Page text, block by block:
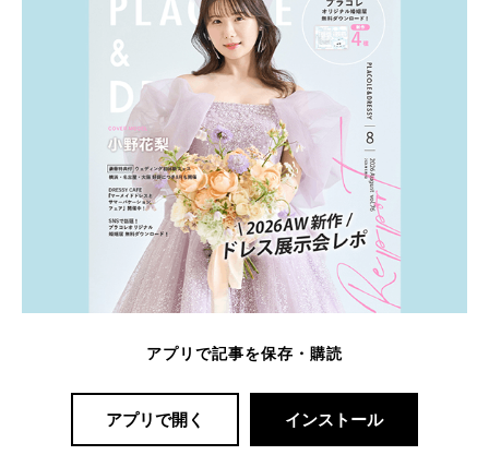
アプリで記事を保存・購読
アプリで開く インストール